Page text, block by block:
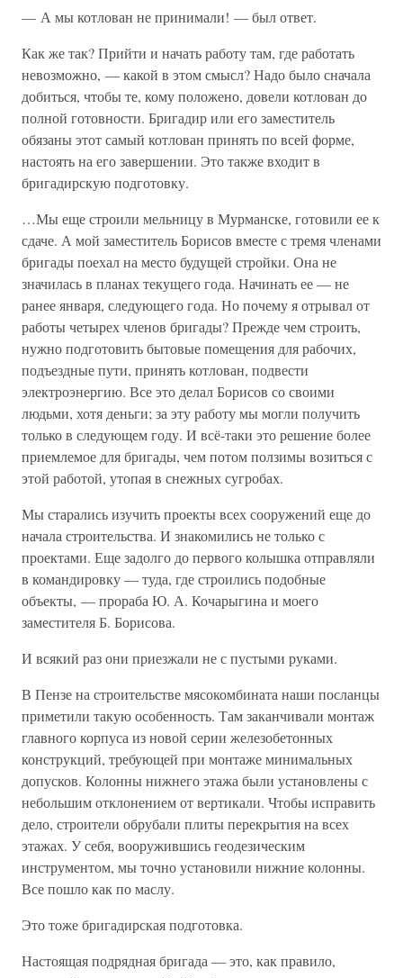
— А мы котлован не принимали! — был ответ.
Как же так? Прийти и начать работу там, где работать
невозможно, — какой в этом смысл? Надо было сначала
добиться, чтобы те, кому положено, довели котлован до
полной готовности. Бригадир или его заместитель
обязаны этот самый котлован принять по всей форме,
настоять на его завершении. Это также входит в
бригадирскую подготовку.
…Мы еще строили мельницу в Мурманске, готовили ее к
сдаче. А мой заместитель Борисов вместе с тремя членами
бригады поехал на место будущей стройки. Она не
значилась в планах текущего года. Начинать ее — не
ранее января, следующего года. Но почему я отрывал от
работы четырех членов бригады? Прежде чем строить,
нужно подготовить бытовые помещения для рабочих,
подъездные пути, принять котлован, подвести
электроэнергию. Все это делал Борисов со своими
людьми, хотя деньги; за эту работу мы могли получить
только в следующем году. И всё-таки это решение более
приемлемое для бригады, чем потом ползимы возиться с
этой работой, утопая в снежных сугробах.
Мы старались изучить проекты всех сооружений еще до
начала строительства. И знакомились не только с
проектами. Еще задолго до первого колышка отправляли
в командировку — туда, где строились подобные
объекты, — прораба Ю. А. Кочарыгина и моего
заместителя Б. Борисова.
И всякий раз они приезжали не с пустыми руками.
В Пензе на строительстве мясокомбината наши посланцы
приметили такую особенность. Там заканчивали монтаж
главного корпуса из новой серии железобетонных
конструкций, требующей при монтаже минимальных
допусков. Колонны нижнего этажа были установлены с
небольшим отклонением от вертикали. Чтобы исправить
дело, строители обрубали плиты перекрытия на всех
этажах. У себя, вооружившись геодезическим
инструментом, мы точно установили нижние колонны.
Все пошло как по маслу.
Это тоже бригадирская подготовка.
Настоящая подрядная бригада — это, как правило,